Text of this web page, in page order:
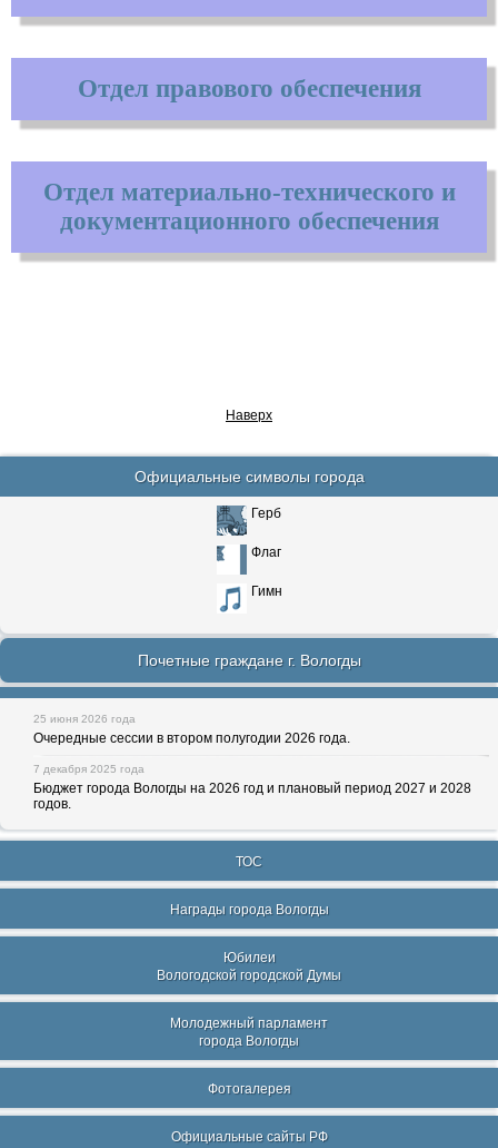
Отдел правового обеспечения
Отдел материально-технического и
документационного обеспечения
Наверх
Официальные символы города
Герб
Флаг
Гимн
Почетные граждане г. Вологды
25 июня 2026 года
Очередные сессии в втором полугодии 2026 года.
7 декабря 2025 года
Бюджет города Вологды на 2026 год и плановый период 2027 и 2028
годов.
ТОС
Награды города Вологды
Юбилеи
Вологодской городской Думы
Молодежный парламент
города Вологды
Фотогалерея
Официальные сайты РФ